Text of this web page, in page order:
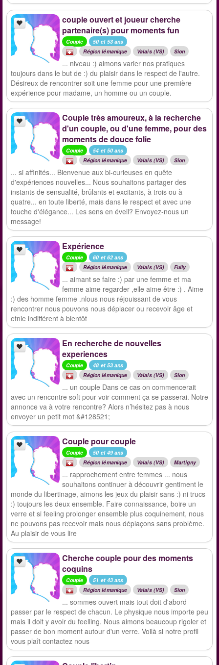
couple ouvert et joueur cherche
partenaire(s) pour moments fun
Couple
50 et 53 ans
Région lémanique
Valais (VS) Sion
... niveau :) aimons varier nos pratiques
toujours dans le but de :) du plaisir dans le respect de l'autre.
Désireux de rencontrer soit une femme pour une première
expérience pour madame, un homme ou un couple.
Couple très amoureux, à la recherche
d'un couple, ou d'une femme, pour des
moments de douce folie
Couple
54 et 50 ans
Région lémanique
Valais (VS) Sion
... si affinités... Bienvenue aux bi-curieuses en quête
d'expériences nouvelles... Nous souhaitons partager des
instants de sensualité, brûlants et excitants, à trois ou à
quatre... en toute liberté, mais dans le respect et avec une
touche d'élégance... Les sens en éveil? Envoyez-nous un
message!
Expérience
Couple
60 et 62 ans
Région lémanique
Valais (VS) Fully
... aimant se faire :) par une femme et ma
femme aime regarder ,elle aime être :) . Aime
:) des homme femme .nlous nous réjouissant de vous
rencontrer nous pouvons nous déplacer ou recevoir âge et
etnie indifférent à bientôt
En recherche de nouvelles
experiences
Couple
48 et 53 ans
Région lémanique
Valais (VS) Sion
... un couple Dans ce cas on commencerait
avec un rencontre soft pour voir comment ça se passerai. Notre
annonce va à votre rencontre? Alors n’hésitez pas à nous
envoyer un petit mot &#128521;
Couple pour couple
Couple
50 et 49 ans
Région lémanique
Valais (VS) Martigny
... rapprochement entre femmes ... nous
souhaitons continuer à découvrir gentiment le
monde du libertinage, aimons les jeux du plaisir sans :) ni trucs
:) toujours les deux ensemble. Faire connaissance, boire un
verre et si feeling prolonger ensemble plus coquinement, nous
ne pouvons pas recevoir mais nous déplaçons sans problème.
Au plaisir de vous lire
Cherche couple pour des moments
coquins
Couple
51 et 43 ans
Région lémanique
Valais (VS) Sion
... sommes ouvert mais tout doit d'abord
passer par le respect de chacun. Le physique nous importe peu
mais il doit y avoir du feelling. Nous aimons beaucoup rigoler et
passer de bon moment autour d'un verre. Voilà si notre profil
vous plaît contactez nous